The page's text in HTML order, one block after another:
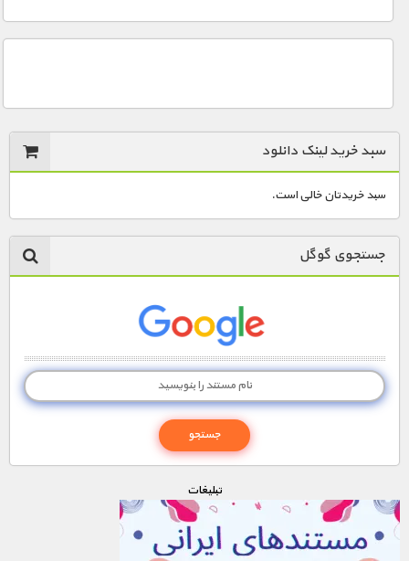
سبد خرید لینک دانلود
سبد خریدتان خالی است.
جستجوی گوگل
تبليغات